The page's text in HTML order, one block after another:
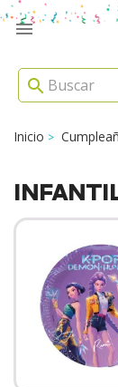

search
Inicio